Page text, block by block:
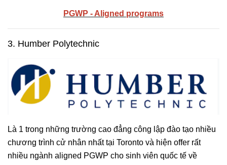
PGWP - Aligned programs
3. Humber Polytechnic
Là 1 trong những trường cao đẳng công lập đào tạo nhiều
chương trình cử nhân nhất tại Toronto và hiện offer rất
nhiều ngành aligned PGWP cho sinh viên quốc tế về